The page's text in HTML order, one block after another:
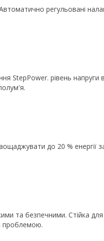
Автоматично регульовані
StepPower. рівень
до 20 % енергії
та безпечними. Стійка
проблемою.